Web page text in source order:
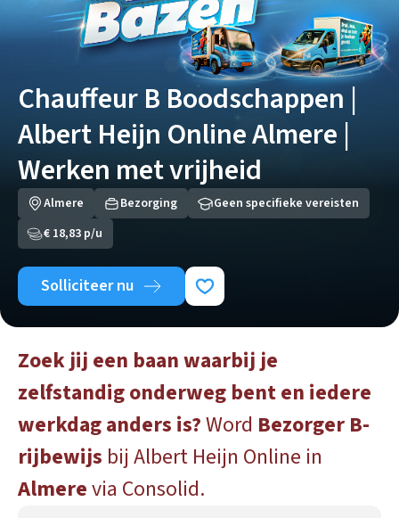
Chauffeur B Boodschappen |
Albert Heijn Online Almere |
Werken met vrijheid
Almere Bezorging
Geen specifieke vereisten
€ 18,83 p/u
Solliciteer nu
Zoek jij een baan waarbij je
zelfstandig onderweg bent en iedere
werkdag anders is?Word Bezorger B-
rijbewijs bij Albert Heijn Online in
Almerevia Consolid.